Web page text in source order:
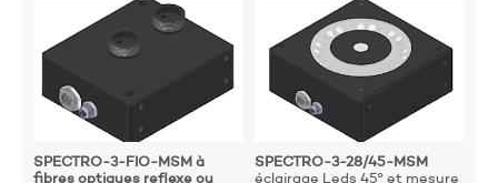
Envoyer
SPECTRO-3-FIO-MSM à
fibres optiques reflexe ou
SPECTRO-3-28/45-MSM
éclairage Leds 45° et mesure